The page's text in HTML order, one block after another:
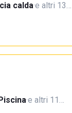
calda·e altri 13…
·e altri 11…